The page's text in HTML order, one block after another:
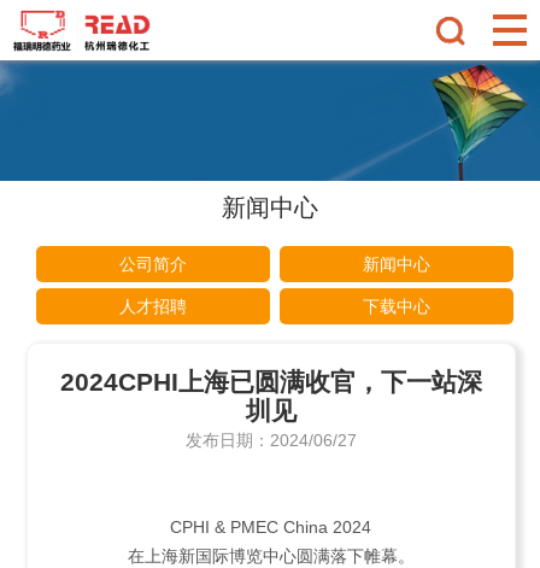
新闻中心
公司简介 新闻中心
人才招聘 下载中心
2024CPHI上海已圆满收官，下一站深
圳见
发布日期：2024/06/27
CPHI & PMEC China 2024
在上海新国际博览中心圆满落下帷幕。